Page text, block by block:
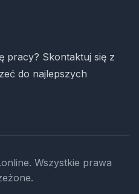
pracy? Skontaktuj się z
do najlepszych
Wszystkie prawa